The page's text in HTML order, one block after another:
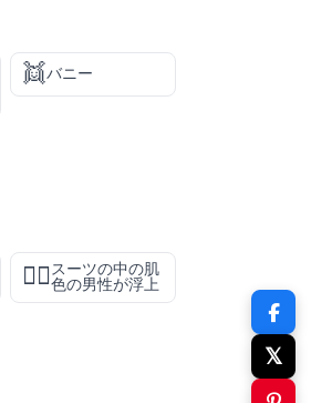
👯バニー
🕴🏽スーツの中の肌
色の男性が浮上
𝕏